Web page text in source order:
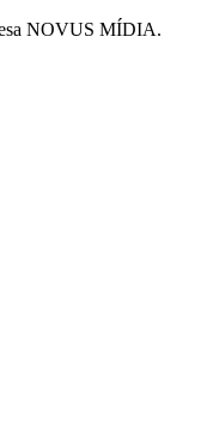
NOVUS MÍDIA.